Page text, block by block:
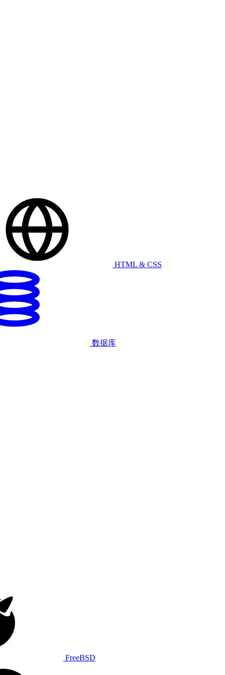
HTML & CSS
数据库
FreeBSD